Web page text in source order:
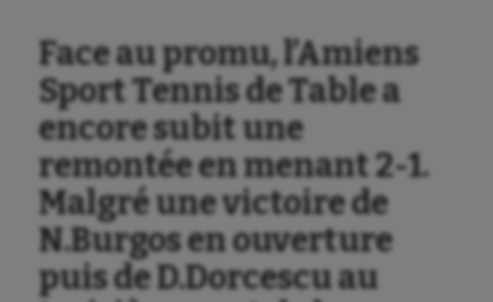
Face au promu, l’Amiens
Sport Tennis de Table a
encore subit une
remontée en menant 2-1.
Malgré une victoire de
N.Burgos en ouverture
puis de D.Dorcescu au